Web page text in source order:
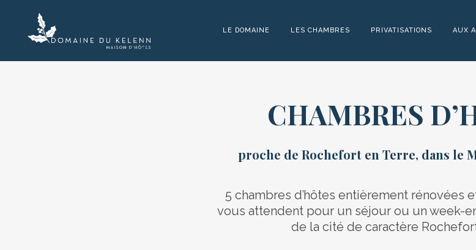
LE DOMAINE LES CHAMBRES PRIVATISATIONS AUX
CHAMBRES
proche de Rochefort en Terre, dans le
5 chambres d’hôtes entièrement rénovées
vous attendent pour un séjour ou un week-
de la cité de caractère